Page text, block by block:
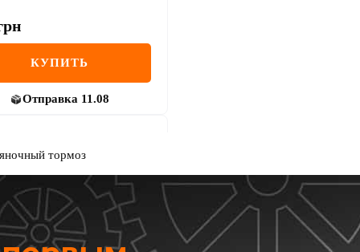
КУПИТЬ
Отправка 11.08
тормоз